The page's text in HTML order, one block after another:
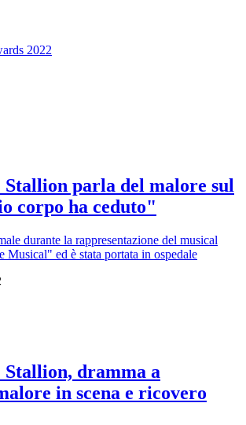
2022
Stallion parla del malore sul
corpo ha ceduto"
durante la rappresentazione del musical
ed è stata portata in ospedale
Stallion, dramma a
in scena e ricovero